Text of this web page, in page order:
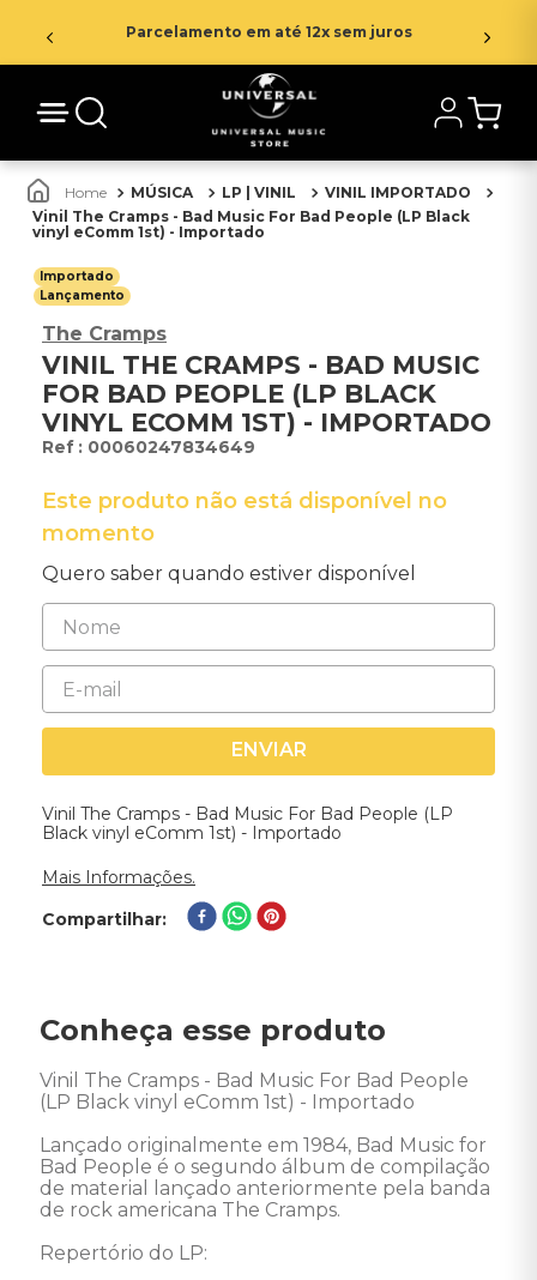
Parcelamento em até 12x sem juros
MÚSICA LP | VINIL
VINIL IMPORTADO
Vinil The Cramps - Bad Music For Bad People (LP Black
vinyl eComm 1st) - Importado
Importado
Lançamento
The Cramps
VINIL THE CRAMPS - BAD MUSIC
FOR BAD PEOPLE (LP BLACK
VINYL ECOMM 1ST) - IMPORTADO
: 00060247834649
Este produto não está disponível no
momento
Quero saber quando estiver disponível
ENVIAR
Vinil The Cramps - Bad Music For Bad People (LP
Black vinyl eComm 1st) - Importado
Mais Informações.
Compartilhar
Conheça esse produto
Vinil The Cramps - Bad Music For Bad People
(LP Black vinyl eComm 1st) - Importado
Lançado originalmente em 1984, Bad Music for
Bad People é o segundo álbum de compilação
de material lançado anteriormente pela banda
de rock americana The Cramps.
Repertório do LP: